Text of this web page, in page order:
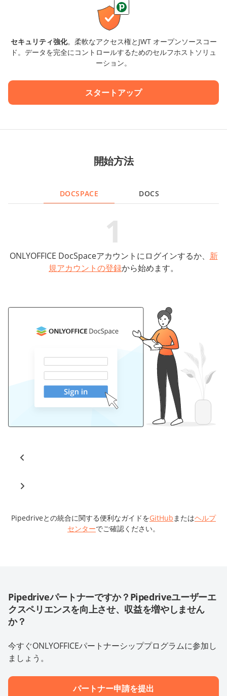
セキュリティ強化。柔軟なアクセス権とJWT オープンソースコー
ド。データを完全にコントロールするためのセルフホストソリュ
ーション。
スタートアップ
開始方法
DOCSPACE DOCS
1
ONLYOFFICE DocSpaceアカウントにログインするか、 新
規アカウントの登録から始めます。
Pipedriveとの統合に関する便利なガイドをGitHub またはヘルプ
センターでご確認ください。
Pipedriveパートナーですか？Pipedriveユーザーエ
クスペリエンスを向上させ、収益を増やしません
か？
今すぐONLYOFFICEパートナーシッププログラムに参加し
ましょう。
パートナー申請を提出